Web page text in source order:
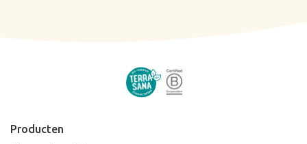
Producten